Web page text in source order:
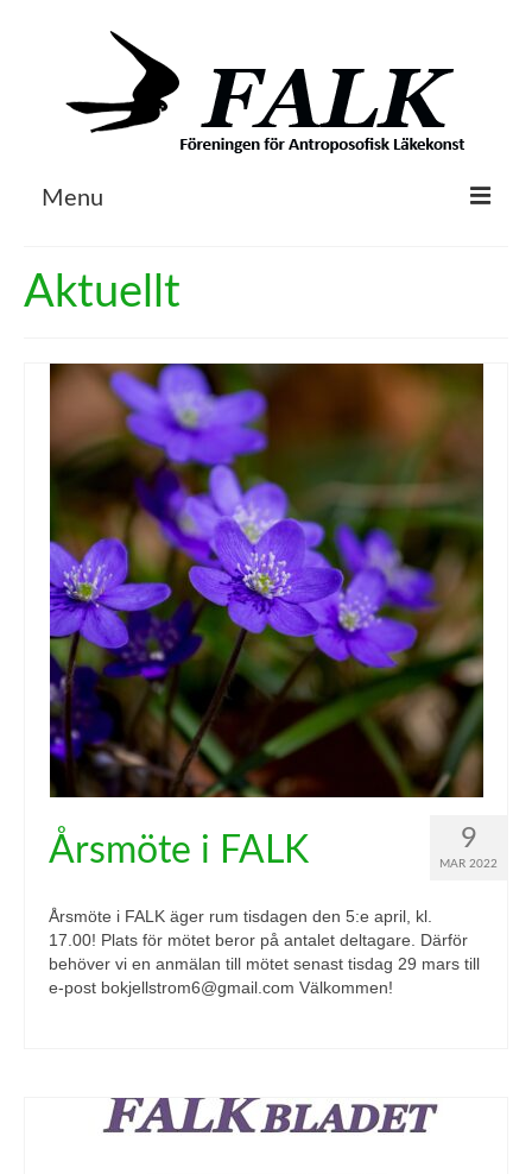
Menu
Egenvård & Läkeväxter
Husapoteket
Litteratur
Aktuellt
Kontakt / Länkar
Aktuellt
9
MAR 2022
Årsmöte i FALK
Årsmöte i FALK äger rum tisdagen den 5:e april, kl.
17.00! Plats för mötet beror på antalet deltagare. Därför
behöver vi en anmälan till mötet senast tisdag 29 mars till
e-post bokjellstrom6@gmail.com Välkommen!